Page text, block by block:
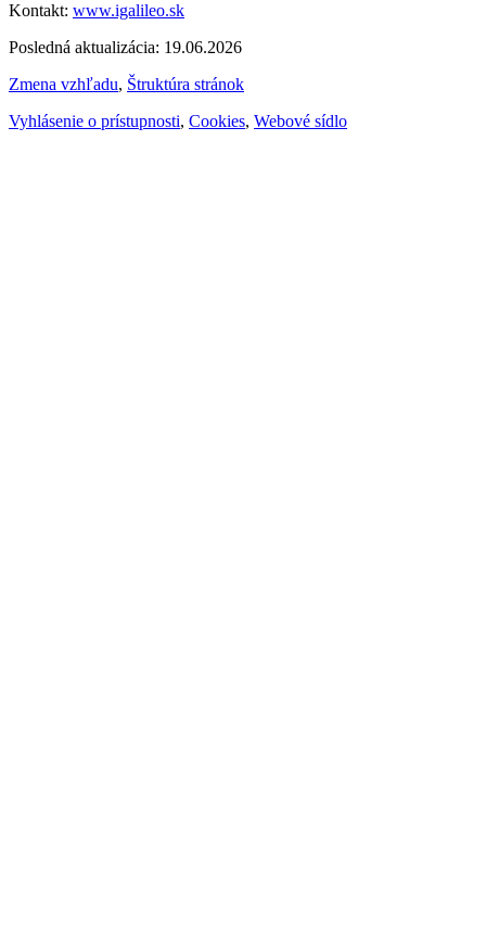
Kontakt: www.igalileo.sk
Posledná aktualizácia: 19.06.2026
Zmena vzhľadu, Štruktúra stránok
Vyhlásenie o prístupnosti, Cookies, Webové sídlo